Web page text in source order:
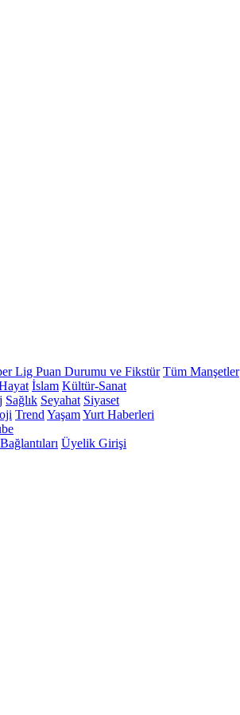
Lig Puan Durumu ve Fikstür Tüm Manşetler
İslam Kültür-Sanat
Sağlık Seyahat Siyaset
Trend YaşamYurt Haberleri
Üyelik Girişi